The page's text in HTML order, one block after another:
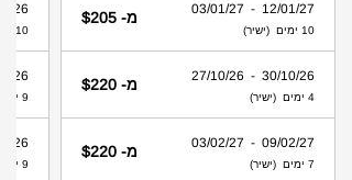
12/01/27 - 03/01/27
10 ימים (ישיר)
מ- $205
30/10/26 - 27/10/26
4 ימים (ישיר)
מ- $220
09/02/27 - 03/02/27
7 ימים (ישיר)
מ- $220
31/08/26
10 ימים (ישיר)
25/08/26
9 ימים (ישיר)
31/08/26
9 ימים (ישיר)